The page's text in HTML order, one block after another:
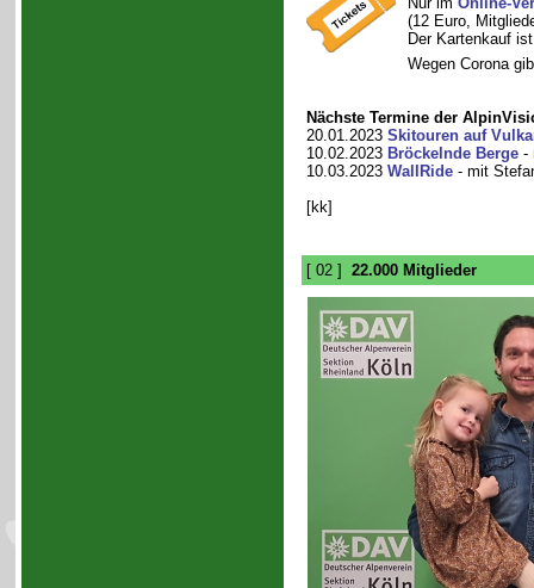
(12 Euro,
Der Kartenkauf
Wegen Corona
Nächste Termine der
20.01.2023 Skitouren auf
10.02.2023 Bröckelnde Berge-
10.03.2023 WallRide- mit
[kk]
[ 02 ] 22.000 Mitglieder